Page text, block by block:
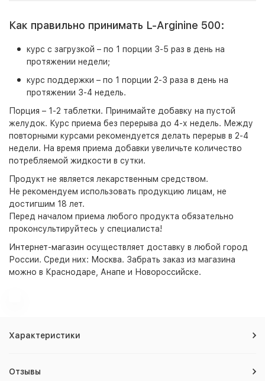
Как правильно принимать L-Arginine 500:
курс с загрузкой – по 1 порции 3-5 раз в день на
протяжении недели;
курс поддержки – по 1 порции 2-3 раза в день на
протяжении 3-4 недель.
Порция – 1-2 таблетки. Принимайте добавку на пустой
желудок. Курс приема без перерыва до 4-х недель. Между
повторными курсами рекомендуется делать перерыв в 2-4
недели. На время приема добавки увеличьте количество
потребляемой жидкости в сутки.
Продукт не является лекарственным средством.
Не рекомендуем использовать продукцию лицам, не
достигшим 18 лет.
Перед началом приема любого продукта обязательно
проконсультируйтесь у специалиста!
Интернет-магазин осуществляет доставку в любой город
России. Среди них: Москва. Забрать заказ из магазина
можно в Краснодаре, Анапе и Новороссийске.
Характеристики
Отзывы